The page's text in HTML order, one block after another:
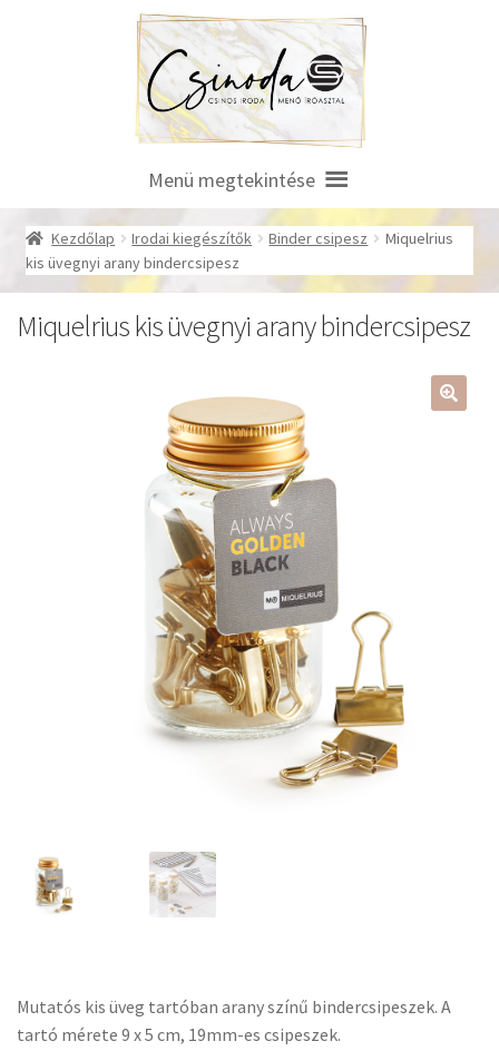
Menü megtekintése
Kezdőlap Irodai kiegészítők Binder csipesz
Miquelrius
kis üvegnyi arany bindercsipesz
Miquelrius kis üvegnyi arany bindercsipesz
Mutatós kis üveg tartóban arany színű bindercsipeszek. A
tartó mérete 9 x 5 cm, 19mm-es csipeszek.